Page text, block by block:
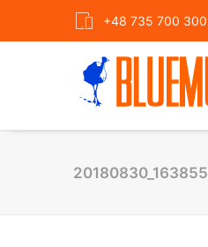
+48 735 700 300
20180830_163855